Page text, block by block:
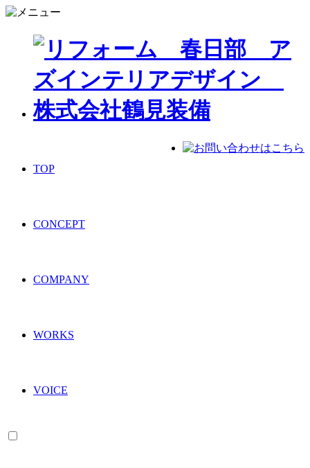
TOP
CONCEPT
COMPANY
WORKS
VOICE